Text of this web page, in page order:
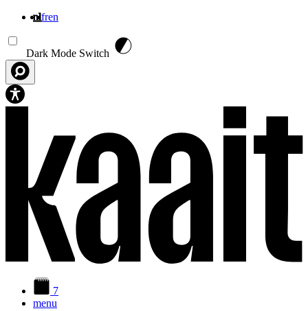
nlfren
Dark Mode Switch
7
menu